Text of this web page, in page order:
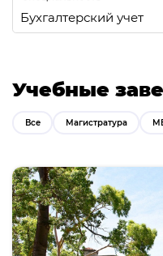
Учебные
Все Магистратура